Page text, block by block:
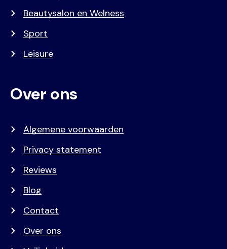
Beautysalon en Welness
Sport
Leisure
Over ons
Algemene voorwaarden
Privacy statement
Reviews
Blog
Contact
Over ons